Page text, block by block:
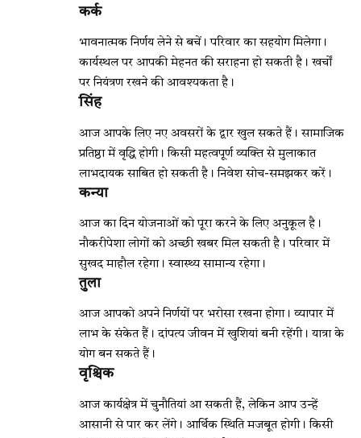
कर्क
भावनात्मक निर्णय लेने से बचें। परिवार का सहयोग मिलेगा।
कार्यस्थल पर आपकी मेहनत की सराहना हो सकती है। खर्चों
पर नियंत्रण रखने की आवश्यकता है।
सिंह
आज आपके लिए नए अवसरों के द्वार खुल सकते हैं। सामाजिक
प्रतिष्ठा में वृद्धि होगी। किसी महत्वपूर्ण व्यक्ति से मुलाकात
लाभदायक साबित हो सकती है। निवेश सोच-समझकर करें।
कन्या
आज का दिन योजनाओं को पूरा करने के लिए अनुकूल है।
नौकरीपेशा लोगों को अच्छी खबर मिल सकती है। परिवार में
सुखद माहौल रहेगा। स्वास्थ्य सामान्य रहेगा।
तुला
आज आपको अपने निर्णयों पर भरोसा रखना होगा। व्यापार में
लाभ के संकेत हैं। दांपत्य जीवन में खुशियां बनी रहेंगी। यात्रा के
योग बन सकते हैं।
वृश्चिक
आज कार्यक्षेत्र में चुनौतियां आ सकती हैं, लेकिन आप उन्हें
आसानी से पार कर लेंगे। आर्थिक स्थिति मजबूत होगी। किसी